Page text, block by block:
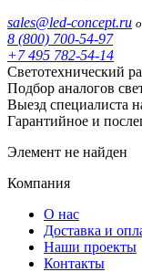
sales@led-concept.ru
8 (800) 700-54-97
+7 495 782-54-14
Светотехнический
Подбор аналогов
Выезд специалиста
Гарантийное и
Элемент не найден
Компания
О нас
Доставка и
Наши проекты
Контакты